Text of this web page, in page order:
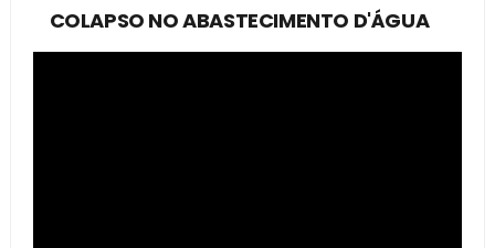
COLAPSO NO ABASTECIMENTO D'ÁGUA